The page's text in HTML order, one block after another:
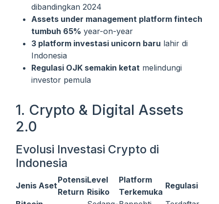
dibandingkan 2024
Assets under management platform fintech
tumbuh 65% year-on-year
3 platform investasi unicorn baru lahir di
Indonesia
Regulasi OJK semakin ketat melindungi
investor pemula
1. Crypto & Digital Assets
2.0
Evolusi Investasi Crypto di
Indonesia
Jenis Aset
Potensi
Return
Level
Risiko
Platform
Terkemuka
Regulasi